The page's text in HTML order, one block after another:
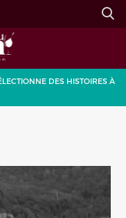
Go
DES HISTOIRES À